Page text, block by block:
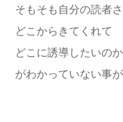
そもそも自分の読者
どこからきてくれて
どこに誘導したいのか
がわかっていない事が